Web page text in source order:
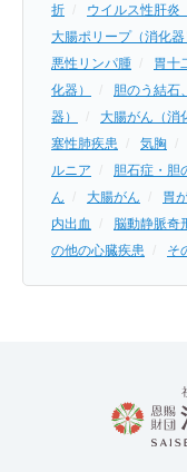
折
ウイルス性肝炎
大腸ポリープ（消化器
悪性リンパ腫
胃十
化器）
胆のう結石
器）
大腸がん（消
塞性肺疾患
気胸
ルニア
胆石症・胆
ん
大腸がん 胃
内出血
脳動静脈奇
の他の心臓疾患
そ